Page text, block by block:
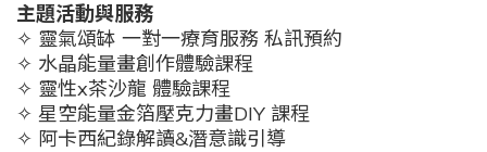
主題活動與服務
✧ 靈氣頌缽 一對一療育服務 私訊預約
✧ 水晶能量畫創作體驗課程
✧ 靈性x茶沙龍 體驗課程
✧ 星空能量金箔壓克力畫DIY 課程
✧ 阿卡西紀錄解讀&潛意識引導